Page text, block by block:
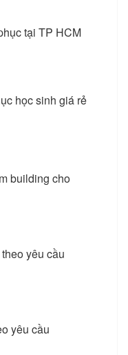
tại TP HCM
học sinh giá rẻ
building cho
yêu cầu
yêu cầu